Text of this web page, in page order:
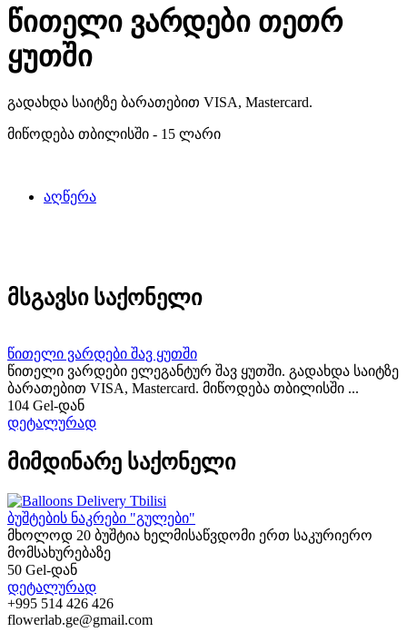
წითელი ვარდები თეთრ
ყუთში
გადახდა საიტზე ბარათებით VISA, Mastercard.
მიწოდება თბილისში - 15 ლარი
აღწერა
მსგავსი საქონელი
წითელი ვარდები შავ ყუთში
წითელი ვარდები ელეგანტურ შავ ყუთში. გადახდა საიტზე
ბარათებით VISA, Mastercard. მიწოდება თბილისში ...
104 Gel-დან
დეტალურად
მიმდინარე საქონელი
ბუშტების ნაკრები "გულები"
მხოლოდ 20 ბუშტია ხელმისაწვდომი ერთ საკურიერო
მომსახურებაზე
50 Gel-დან
დეტალურად
+995 514 426 426
flowerlab.ge@gmail.com